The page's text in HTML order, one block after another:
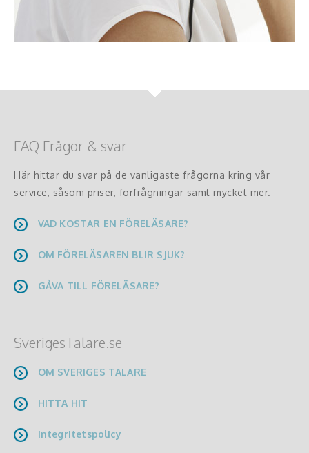
FAQ Frågor & svar
Här hittar du svar på de vanligaste frågorna kring vår
service, såsom priser, förfrågningar samt mycket mer.
VAD KOSTAR EN FÖRELÄSARE?
OM FÖRELÄSAREN BLIR SJUK?
GÅVA TILL FÖRELÄSARE?
SverigesTalare.se
OM SVERIGES TALARE
HITTA HIT
Integritetspolicy